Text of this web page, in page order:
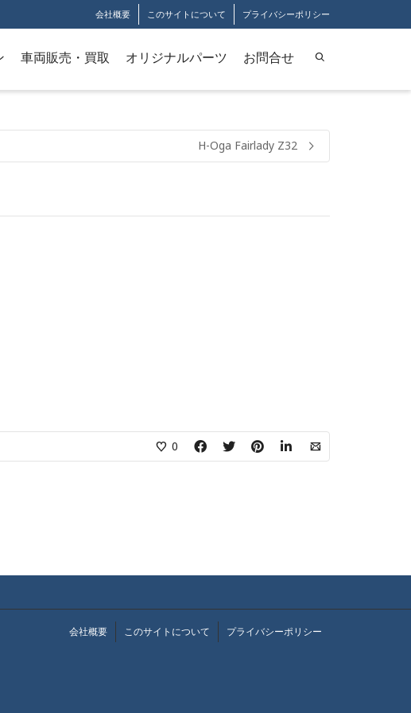
会社概要 このサイトについて プライバシーポリシー
車両販売・買取 オリジナルパーツ お問合せ
H-Oga Fairlady Z32
0
会社概要 このサイトについて プライバシーポリシー